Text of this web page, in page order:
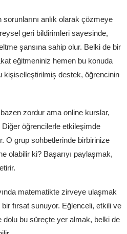
anlık olarak çözmeye
geri bildirimleri sayesinde,
şansına sahip olur. Belki de bir
eğitmeniniz hemen bu konuda
kişiselleştirilmiş destek, öğrencinin
zordur ama online kurslar,
öğrencilerle etkileşimde
O grup sohbetlerinde birbirinize
olabilir ki? Başarıyı paylaşmak,
matematikte zirveye ulaşmak
fırsat sunuyor. Eğlenceli, etkili ve
bu süreçte yer almak, belki de